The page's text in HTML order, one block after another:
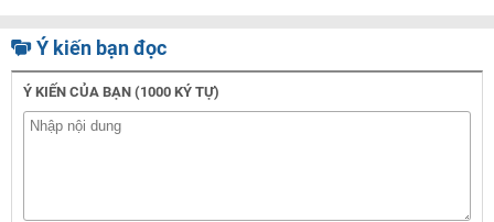
Ý kiến bạn đọc
Ý KIẾN CỦA BẠN (1000 KÝ TỰ)